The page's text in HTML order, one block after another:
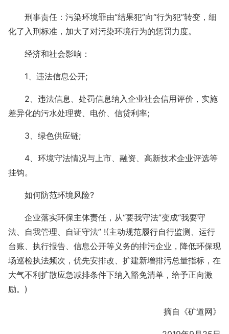
刑事责任：污染环境罪由“结果犯”向“行为犯”转变，细
化了入刑标准，加大了对污染环境行为的惩罚力度。
经济和社会影响：
1、违法信息公开;
2、违法信息、处罚信息纳入企业社会信用评价，实施
差异化的污水处理费、电价、信贷利率;
3、绿色供应链;
4、环境守法情况与上市、融资、高新技术企业评选等
挂钩。
如何防范环境风险?
企业落实环保主体责任，从“要我守法”变成“我要守
法、自我管理、自证守法” !(主动规范履行自行监测、运行
台账、执行报告、信息公开等义务的排污企业，降低环保现
场巡检执法频次，优先安排改、扩建新增排污总量指标，在
大气不利扩散应急减排条件下纳入豁免清单，给予正向激
励。)
摘自《矿道网》